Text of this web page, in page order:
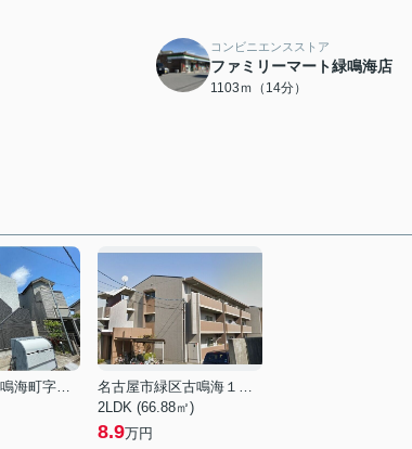
コンビニエンスストア
ファミリーマート緑鳴海店
1103ｍ（14分）
名古屋市緑区鳴海町字丸内
名古屋市緑区古鳴海１丁目
2LDK (66.88㎡)
8.9万円